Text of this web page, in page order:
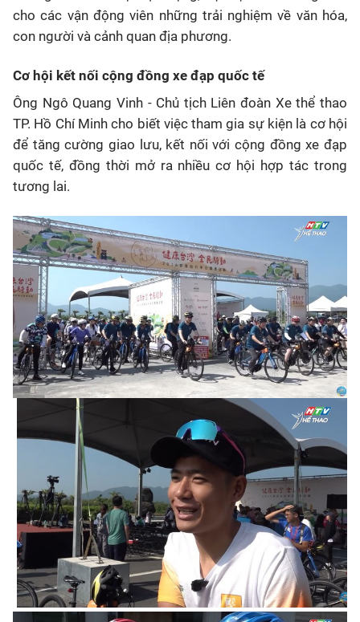
cho các vận động viên những trải nghiệm về văn hóa,
con người và cảnh quan địa phương.
Cơ hội kết nối cộng đồng xe đạp quốc tế
Ông Ngô Quang Vinh - Chủ tịch Liên đoàn Xe thể thao
TP. Hồ Chí Minh cho biết việc tham gia sự kiện là cơ hội
để tăng cường giao lưu, kết nối với cộng đồng xe đạp
quốc tế, đồng thời mở ra nhiều cơ hội hợp tác trong
tương lai.